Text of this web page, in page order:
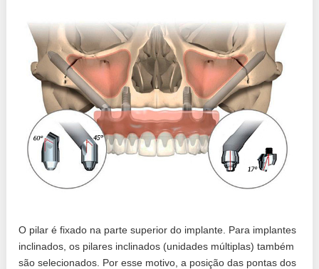
O pilar é fixado na parte superior do implante. Para implantes
inclinados, os pilares inclinados (unidades múltiplas) também
são selecionados. Por esse motivo, a posição das pontas dos